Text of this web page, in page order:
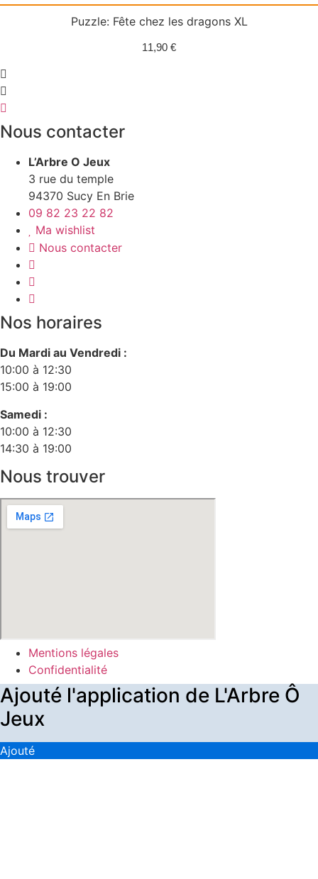
Puzzle: Fête chez les dragons XL
11,90 €
Nous contacter
L’Arbre O Jeux
3 rue du temple
94370 Sucy En Brie
09 82 23 22 82
Ma wishlist
Nous contacter
Nos horaires
Du Mardi au Vendredi :
10:00 à 12:30
15:00 à 19:00
Samedi :
10:00 à 12:30
14:30 à 19:00
Nous trouver
Mentions légales
Confidentialité
Ajouté l'application de L'Arbre Ô
Jeux
Ajouté